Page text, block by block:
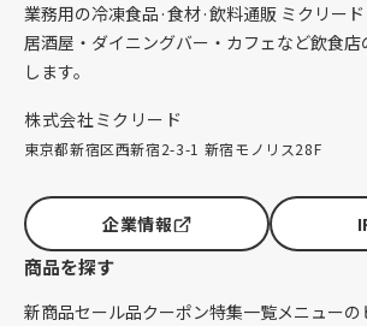
業務用の冷凍食品·食材·飲料通販 ミクリード
居酒屋・ダイニングバー・カフェなど飲食店
します。
株式会社ミクリード
東京都新宿区西新宿2-3-1 新宿モノリス28F
企業情報
商品を探す
新商品セール品クーポン特集一覧メニューの